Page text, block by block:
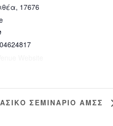
, 17676
ΣΕΜΙΝΑΡΙΟ ΑΜΣΣ